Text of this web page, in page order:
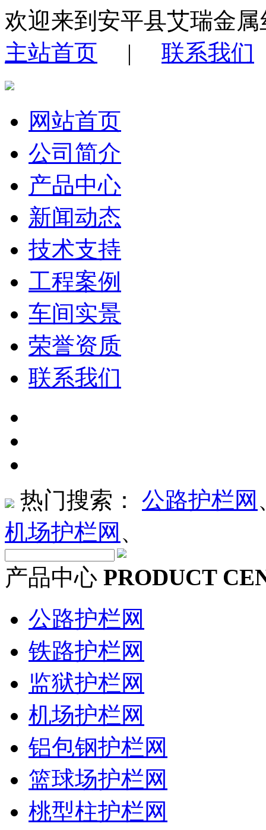
欢迎来到安平县艾瑞金
主站首页 | 联系我们
网站首页
公司简介
产品中心
新闻动态
技术支持
工程案例
车间实景
荣誉资质
联系我们
热门搜索： 公路护栏网
机场护栏网 、
产品中心 PRODUCT
公路护栏网
铁路护栏网
监狱护栏网
机场护栏网
铝包钢护栏网
篮球场护栏网
桃型柱护栏网